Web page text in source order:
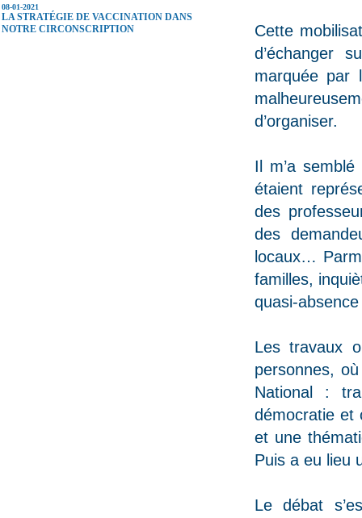
08-01-2021
LA STRATÉGIE DE VACCINATION DANS
NOTRE CIRCONSCRIPTION
Cette
d’échanger
marquée par
d’organiser.
Il m’a
étaient
des
des
locaux…
familles,
quasi-
Les travaux
personnes,
National :
démocratie et
et une
Puis a eu lieu
Le débat